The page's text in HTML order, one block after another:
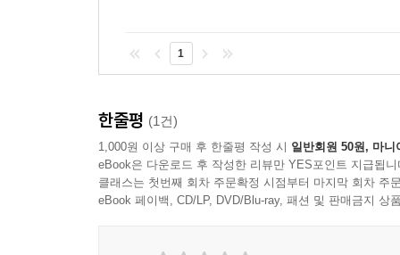
1
한줄평 (1건)
1,000원 이상 구매 후 한줄평 작성 시 일반회원 50원, 마니
eBook은 다운로드 후 작성한 리뷰만 YES포인트 지급됩니
클래스는 첫번째 회차 주문확정 시점부터 마지막 회차 주
eBook 페이백, CD/LP, DVD/Blu-ray, 패션 및 판매금지 상